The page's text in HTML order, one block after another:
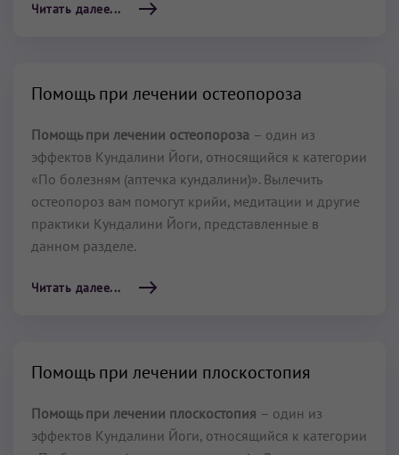
Читать далее...
Помощь при лечении остеопороза
Помощь при лечении остеопороза – один из
эффектов Кундалини Йоги, относящийся к категории
«По болезням (аптечка кундалини)». Вылечить
остеопороз вам помогут крийи, медитации и другие
практики Кундалини Йоги, представленные в
данном разделе.
Читать далее...
Помощь при лечении плоскостопия
Помощь при лечении плоскостопия – один из
эффектов Кундалини Йоги, относящийся к категории